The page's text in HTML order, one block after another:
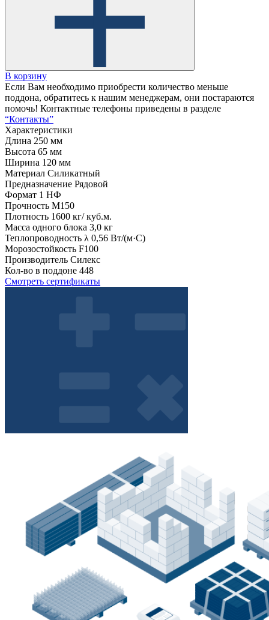
В корзину
Если Вам необходимо приобрести количество меньше
поддона, обратитесь к нашим менеджерам, они постараются
помочь! Контактные телефоны приведены в разделе
“Контакты”
Характеристики
Длина 250 мм
Высота 65 мм
Ширина 120 мм
Материал Силикатный
Предназначение Рядовой
Формат 1 НФ
Прочность М150
Плотность 1600 кг/ куб.м.
Масса одного блока 3,0 кг
Теплопроводность λ 0,56 Вт/(м·С)
Морозостойкость F100
Производитель Силекс
Кол-во в поддоне 448
Смотреть сертификаты